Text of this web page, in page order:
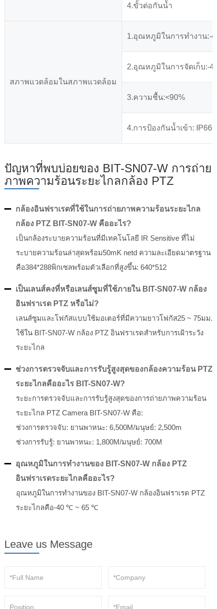
4.ขั้วต่อกันน้ำ
สภาพแวดล้อมในสภาพแวดล้อม
1.อุณหภูมิในการทำงาน:-
2.อุณหภูมิในการจัดเก็บ:-
3.ความชื้น:<90%
4.การป้องกันน้ำเข้า: IP66
ปัญหาที่พบบ่อยของ BIT-SN07-W การถ่าย
ภาพความร้อนระยะไกลกล้อง PTZ
กล้องอินฟราเรดที่ใช้ในการถ่ายภาพความร้อนระยะไกล
กล้อง PTZ BIT-SN07-W คืออะไร?
เป็นกล้องระบายความร้อนที่มีเทคโนโลยี IR Sensitive ที่ไม่
ระบายความร้อนล่าสุดพร้อม50mK netd ความละเอียดมาตรฐาน
คือ384*288พิกเซลพร้อมตัวเลือกที่สูงขึ้น: 640*512
เป็นเลนส์คงที่หรือเลนส์ซูมที่ใช้ภายใน BIT-SN07-W กล้อง
อินฟราเรด PTZ หรือไม่?
เลนส์ซูมและโฟกัสแบบใช้มอเตอร์ที่มีความยาวโฟกัส25 ~ 75มม.
ใช้ใน BIT-SN07-W กล้อง PTZ อินฟราเรดสำหรับการเฝ้าระวัง
ระยะไกล
ช่วงการตรวจจับและการรับรู้สูงสุดของกล้องความร้อน PTZ
ระยะไกลคืออะไร BIT-SN07-W?
ระยะการตรวจจับและการรับรู้สูงสุดของการถ่ายภาพความร้อน
ระยะไกล PTZ Camera BIT-SN07-W คือ:
ช่วงการตรวจจับ: ยานพาหนะ: 6,500M/มนุษย์: 2,500m
ช่วงการรับรู้: ยานพาหนะ: 1,800M/มนุษย์: 700M
อุณหภูมิในการทำงานของ BIT-SN07-W กล้อง PTZ
อินฟราเรดระยะไกลคืออะไร?
อุณหภูมิในการทำงานของ BIT-SN07-W กล้องอินฟราเรด PTZ
ระยะไกลคือ-40 ℃ ~ 65 ℃
Leave us Message